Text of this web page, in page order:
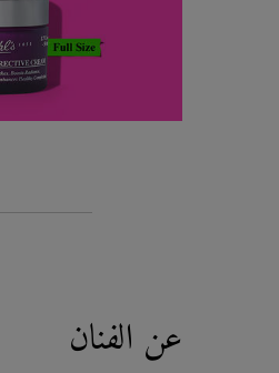
عن الفنان